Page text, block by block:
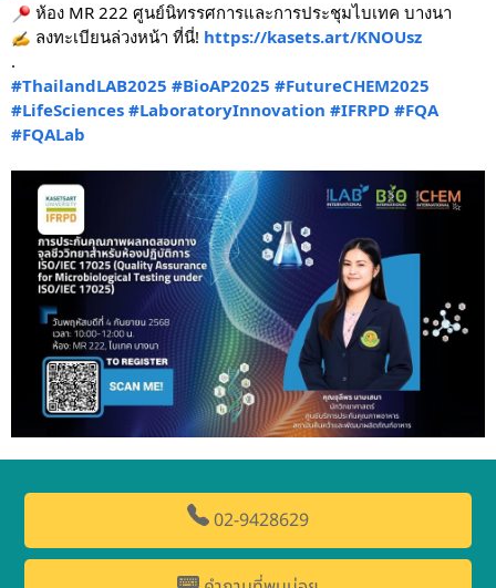
ห้อง MR 222 ศูนย์นิทรรศการและการประชุมไบเทค บางนา
ลงทะเบียนล่วงหน้า ที่นี่! https://kasets.art/KNOUsz
.
#ThailandLAB2025 #BioAP2025 #FutureCHEM2025
#LifeSciences #LaboratoryInnovation #IFRPD #FQA
#FQALab
02-9428629